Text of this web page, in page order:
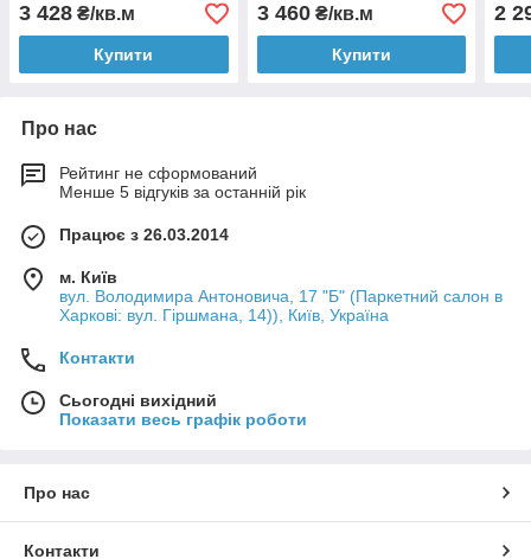
3 428 ₴/кв.м
Купити
3 460₴/кв.м
Купити
2
Про нас
Рейтинг не сформований
Менше 5 відгуків за останній рік
Працює з 26.03.2014
м. Київ
вул. Володимира Антоновича, 17 "Б" (Паркетний салон в
Харкові: вул. Гіршмана, 14)), Київ, Україна
Контакти
Сьогодні вихідний
Показати весь графік роботи
Про нас
Контакти